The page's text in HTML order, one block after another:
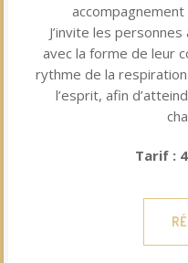
J’invite les
avec la forme de leur
rythme de la
l’esprit, afin
Tarif :